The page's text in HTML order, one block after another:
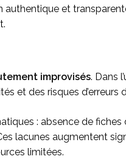
et
improvisés. Dans
et des risques d’erreurs
: absence de fiches
lacunes augmentent
limitées.